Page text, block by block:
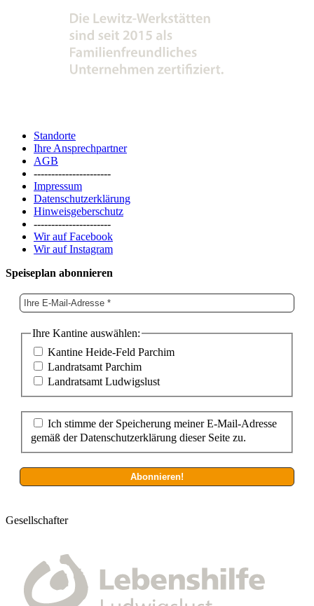
Standorte
Ihre Ansprechpartner
AGB
----------------------
Impressum
Datenschutzerklärung
Hinweisgeberschutz
----------------------
Wir auf Facebook
Wir auf Instagram
Speiseplan abonnieren
Ihre Kantine auswählen:
Kantine Heide-Feld Parchim
Landratsamt Parchim
Landratsamt Ludwigslust
Ich stimme der Speicherung meiner E-Mail-Adresse
gemäß der Datenschutzerklärung dieser Seite zu.
Gesellschafter